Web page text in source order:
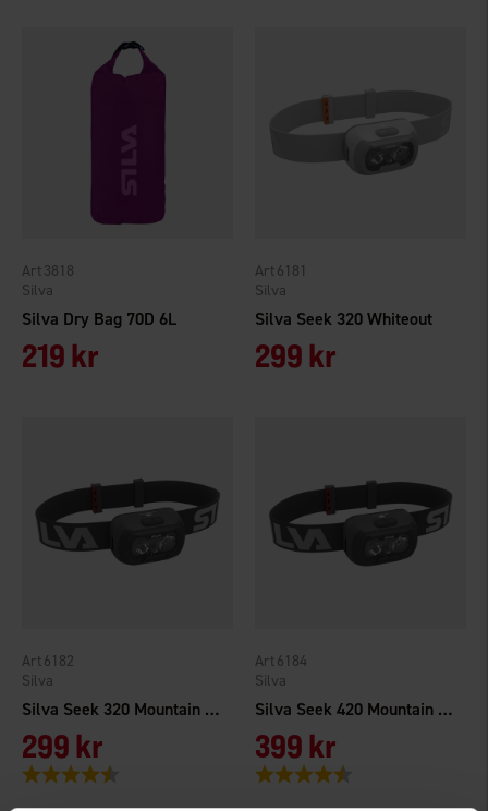
Silva Dry Bag 70D 6L
Silva
3818
219 kr
Silva Seek 320 Whiteout
Silva
6181
299 kr
Silva Seek 320 Mountain Mist
Silva
6182
299 kr
Betyg:
Silva Seek 420 Mountain Mist
Silva
6184
399 kr
Betyg: